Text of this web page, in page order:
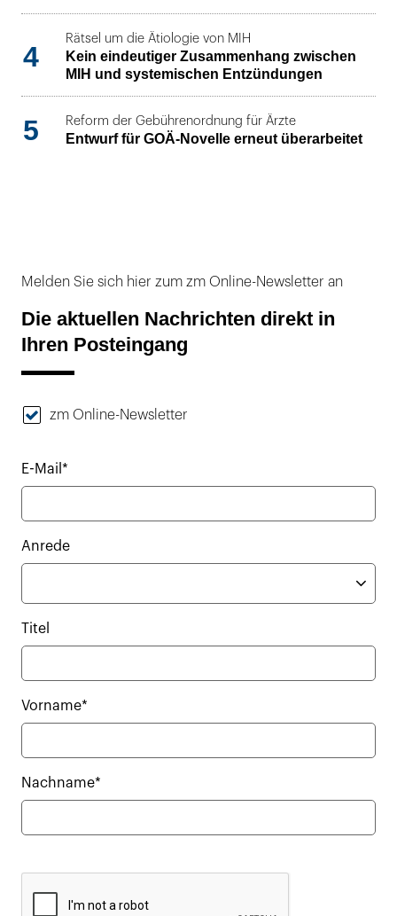
4
Rätsel um die Ätiologie von MIH
Kein eindeutiger Zusammenhang zwischen
MIH und systemischen Entzündungen
5 Reform der Gebührenordnung für Ärzte
Entwurf für GOÄ-Novelle erneut überarbeitet
Melden Sie sich hier zum zm Online-Newsletter an
Die aktuellen Nachrichten direkt in
Ihren Posteingang
zm Online-Newsletter
E-Mail*
Anrede
Titel
Vorname*
Nachname*